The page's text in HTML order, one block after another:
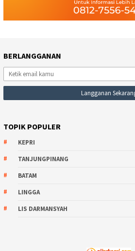
BERLANGGANAN
TOPIK POPULER
KEPRI
TANJUNGPINANG
BATAM
LINGGA
LIS DARMANSYAH